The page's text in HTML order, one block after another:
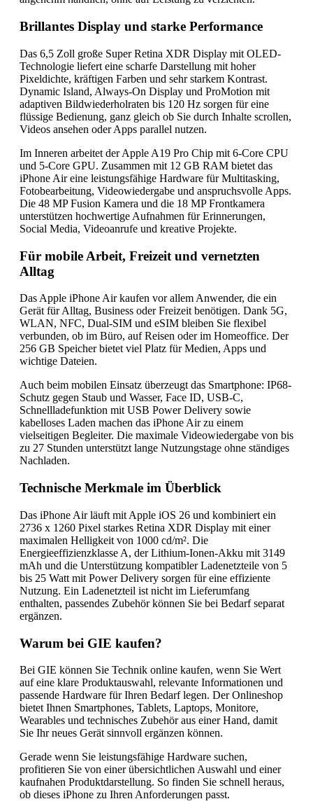
Brillantes Display und starke Performance
Das 6,5 Zoll große Super Retina XDR Display mit OLED-
Technologie liefert eine scharfe Darstellung mit hoher
Pixeldichte, kräftigen Farben und sehr starkem Kontrast.
Dynamic Island, Always-On Display und ProMotion mit
adaptiven Bildwiederholraten bis 120 Hz sorgen für eine
flüssige Bedienung, ganz gleich ob Sie durch Inhalte scrollen,
Videos ansehen oder Apps parallel nutzen.
Im Inneren arbeitet der Apple A19 Pro Chip mit 6-Core CPU
und 5-Core GPU. Zusammen mit 12 GB RAM bietet das
iPhone Air eine leistungsfähige Hardware für Multitasking,
Fotobearbeitung, Videowiedergabe und anspruchsvolle Apps.
Die 48 MP Fusion Kamera und die 18 MP Frontkamera
unterstützen hochwertige Aufnahmen für Erinnerungen,
Social Media, Videoanrufe und kreative Projekte.
Für mobile Arbeit, Freizeit und vernetzten
Alltag
Das Apple iPhone Air kaufen vor allem Anwender, die ein
Gerät für Alltag, Business oder Freizeit benötigen. Dank 5G,
WLAN, NFC, Dual-SIM und eSIM bleiben Sie flexibel
verbunden, ob im Büro, auf Reisen oder im Homeoffice. Der
256 GB Speicher bietet viel Platz für Medien, Apps und
wichtige Dateien.
Auch beim mobilen Einsatz überzeugt das Smartphone: IP68-
Schutz gegen Staub und Wasser, Face ID, USB-C,
Schnellladefunktion mit USB Power Delivery sowie
kabelloses Laden machen das iPhone Air zu einem
vielseitigen Begleiter. Die maximale Videowiedergabe von bis
zu 27 Stunden unterstützt lange Nutzungstage ohne ständiges
Nachladen.
Technische Merkmale im Überblick
Das iPhone Air läuft mit Apple iOS 26 und kombiniert ein
2736 x 1260 Pixel starkes Retina XDR Display mit einer
maximalen Helligkeit von 1000 cd/m². Die
Energieeffizienzklasse A, der Lithium-Ionen-Akku mit 3149
mAh und die Unterstützung kompatibler Ladenetzteile von 5
bis 25 Watt mit Power Delivery sorgen für eine effiziente
Nutzung. Ein Ladenetzteil ist nicht im Lieferumfang
enthalten, passendes Zubehör können Sie bei Bedarf separat
ergänzen.
Warum bei GIE kaufen?
Bei GIE können Sie Technik online kaufen, wenn Sie Wert
auf eine klare Produktauswahl, relevante Informationen und
passende Hardware für Ihren Bedarf legen. Der Onlineshop
bietet Ihnen Smartphones, Tablets, Laptops, Monitore,
Wearables und technisches Zubehör aus einer Hand, damit
Sie Ihr neues Gerät sinnvoll ergänzen können.
Gerade wenn Sie leistungsfähige Hardware suchen,
profitieren Sie von einer übersichtlichen Auswahl und einer
kaufnahen Produktdarstellung. So finden Sie schnell heraus,
ob dieses iPhone zu Ihren Anforderungen passt.